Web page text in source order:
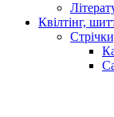
Квілтінг,